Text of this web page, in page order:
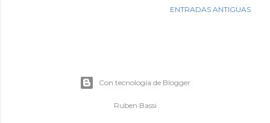
ENTRADAS ANTIGUAS
Con tecnología de Blogger
Ruben Bassi